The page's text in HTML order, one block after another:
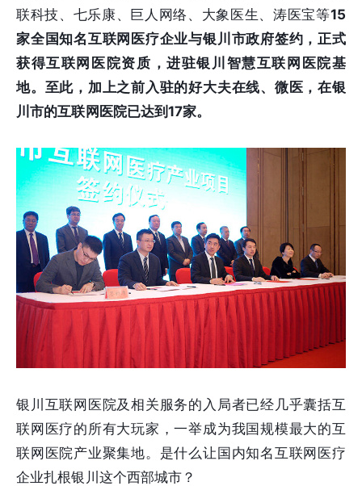
联科技、七乐康、巨人网络、大象医生、涛医宝等15
家全国知名互联网医疗企业与银川市政府签约，正式
获得互联网医院资质，进驻银川智慧互联网医院基
地。 至此，加上之前入驻的好大夫在线、微医，在银
川市的互联网医院已达到17家。
银川互联网医院及相关服务的入局者已经几乎囊括互
联网医疗的所有大玩家，一举成为我国规模最大的互
联网医院产业聚集地。是什么让国内知名互联网医疗
企业扎根银川这个西部城市？